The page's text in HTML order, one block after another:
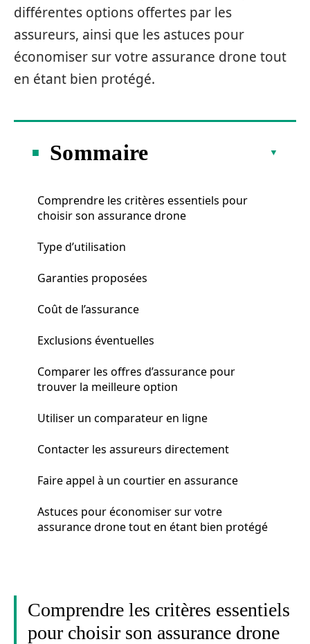
différentes options offertes par les
assureurs, ainsi que les astuces pour
économiser sur votre assurance drone tout
en étant bien protégé.
Sommaire
Comprendre les critères essentiels pour
choisir son assurance drone
Type d’utilisation
Garanties proposées
Coût de l’assurance
Exclusions éventuelles
Comparer les offres d’assurance pour
trouver la meilleure option
Utiliser un comparateur en ligne
Contacter les assureurs directement
Faire appel à un courtier en assurance
Astuces pour économiser sur votre
assurance drone tout en étant bien protégé
Comprendre les critères essentiels
pour choisir son assurance drone